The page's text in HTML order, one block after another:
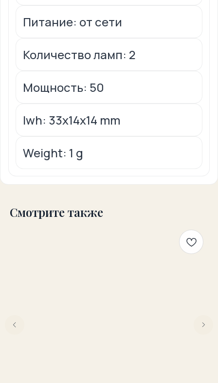
Питание: от сети
Количество ламп: 2
Мощность: 50
lwh: 33x14x14 mm
Weight: 1 g
Смотрите также